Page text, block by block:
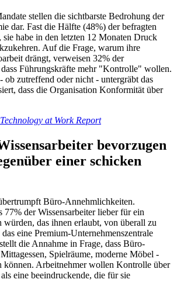
stellen die sichtbarste Bedrohung der
dar. Fast die Hälfte (48%) der befragten
sie habe in den letzten 12 Monaten Druck
Auf die Frage, warum ihre
drängt, verweisen 32% der
Führungskräfte mehr "Kontrolle" wollen.
ob zutreffend oder nicht - untergräbt das
dass die Organisation Konformität über
at Work Report
bevorzugen
einer schicken
Büro-Annehmlichkeiten.
77% der Wissensarbeiter lieber für ein
würden, das ihnen erlaubt, von überall zu
eine Premium-Unternehmenszentrale
die Annahme in Frage, dass Büro-
Spielräume, moderne Möbel -
können. Arbeitnehmer wollen Kontrolle über
eine beeindruckende, die für sie